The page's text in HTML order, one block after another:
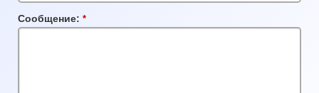
Сообщение:
поле